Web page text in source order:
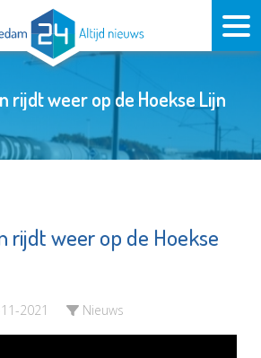
rijdt weer op de Hoekse Lijn
rijdt weer op de Hoekse
2021 Nieuws